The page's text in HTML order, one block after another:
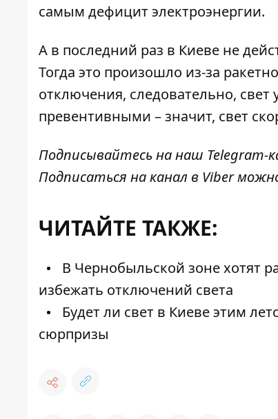
самым дефицит электроэнергии.
А в последний раз в Киеве не
Тогда это произошло из-за
отключения, следовательно,
превентивными – значит, свет
Подписывайтесь на наш Telegram-
Подписаться на канал в Viber
ЧИТАЙТЕ ТАКЖЕ:
В Чернобыльской зоне хотят
избежать отключений света
Будет ли свет в Киеве этим
сюрпризы